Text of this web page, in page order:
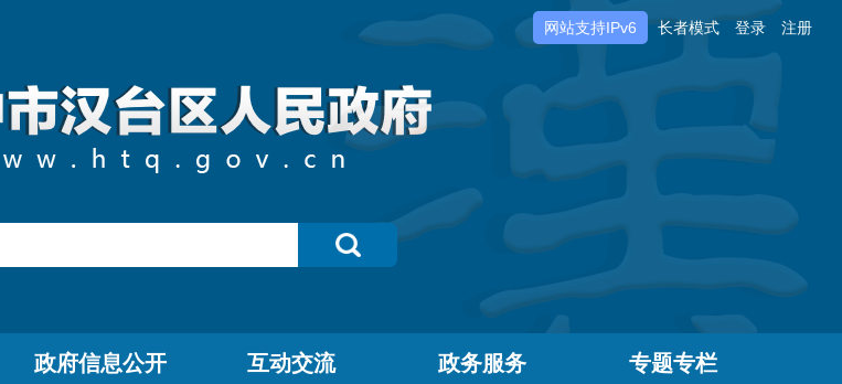
网站支持IPv6 长者模式 登录 注册
政府信息公开 互动交流 政务服务 专题专栏